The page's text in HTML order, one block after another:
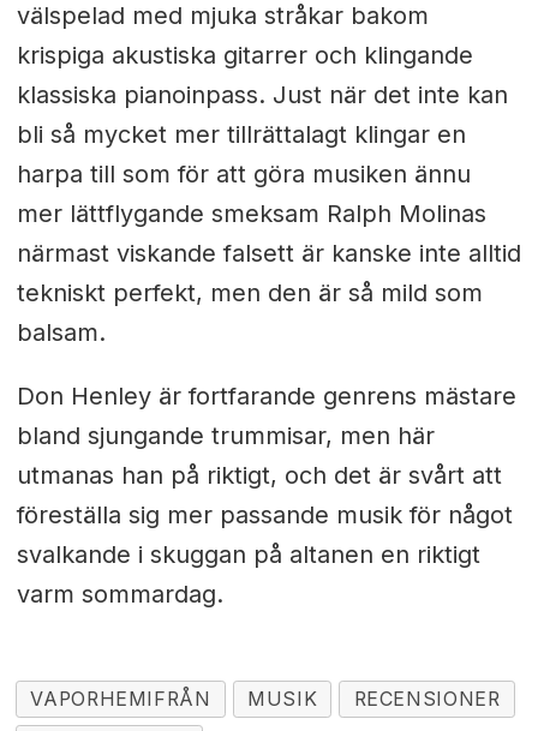
välspelad med mjuka stråkar bakom
krispiga akustiska gitarrer och klingande
klassiska pianoinpass. Just när det inte kan
bli så mycket mer tillrättalagt klingar en
harpa till som för att göra musiken ännu
mer lättflygande smeksam Ralph Molinas
närmast viskande falsett är kanske inte alltid
tekniskt perfekt, men den är så mild som
balsam.
Don Henley är fortfarande genrens mästare
bland sjungande trummisar, men här
utmanas han på riktigt, och det är svårt att
föreställa sig mer passande musik för något
svalkande i skuggan på altanen en riktigt
varm sommardag.
VAPORHEMIFRÅN MUSIK
RECENSIONER